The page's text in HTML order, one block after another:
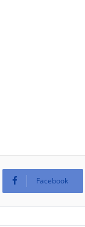
Facebook